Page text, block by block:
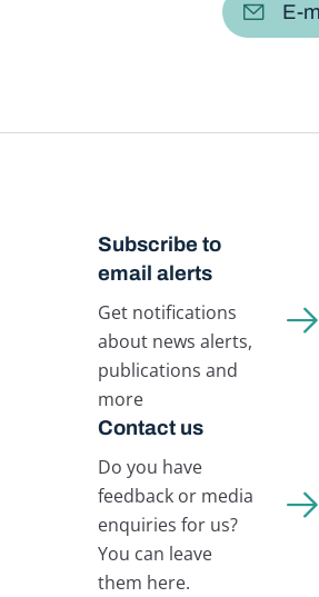
E-
Subscribe to
email alerts
Get notifications
about news alerts,
publications and
more
Contact us
Do you have
feedback or media
enquiries for us?
You can leave
them here.